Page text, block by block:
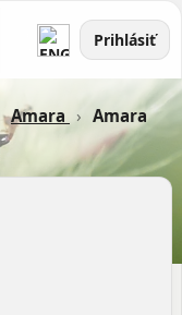
Prihlásiť
Amara › Amara